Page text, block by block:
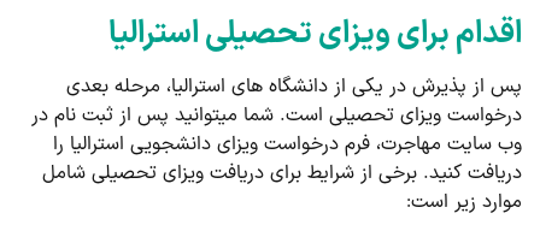
اقدام برای ویزای تحصیلی استرالیا
پس از پذیرش در یکی از دانشگاه­ های استرالیا، مرحله بعدی
درخواست ویزای تحصیلی است. شما می­توانید پس از ثبت نام در
وب سایت مهاجرت، فرم درخواست ویزای دانشجویی استرالیا را
دریافت کنید. برخی از شرایط برای دریافت ویزای تحصیلی شامل
موارد زیر است: